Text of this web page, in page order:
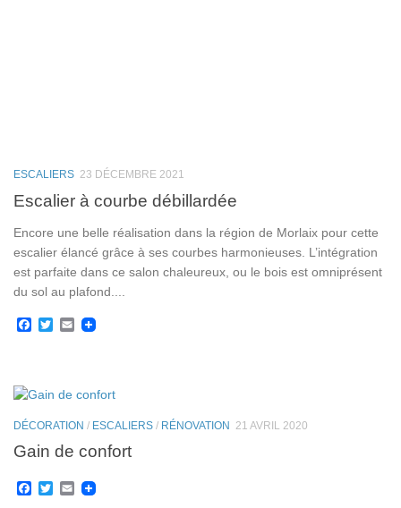
ESCALIERS 23 DÉCEMBRE 2021
Escalier à courbe débillardée
Encore une belle réalisation dans la région de Morlaix pour cette
escalier élancé grâce à ses courbes harmonieuses. L’intégration
est parfaite dans ce salon chaleureux, ou le bois est omniprésent
du sol au plafond....
Facebook
Twitter
Email
DÉCORATION / ESCALIERS / RÉNOVATION 21 AVRIL 2020
Gain de confort
Facebook
Twitter
Email